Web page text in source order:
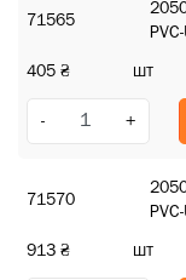
71565
405 ₴ шт
- +
71570
913 ₴ шт